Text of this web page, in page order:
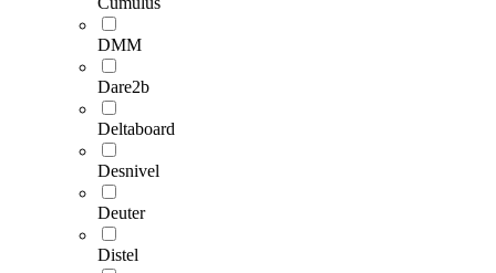
DMM
Dare2b
Deltaboard
Desnivel
Deuter
Distel